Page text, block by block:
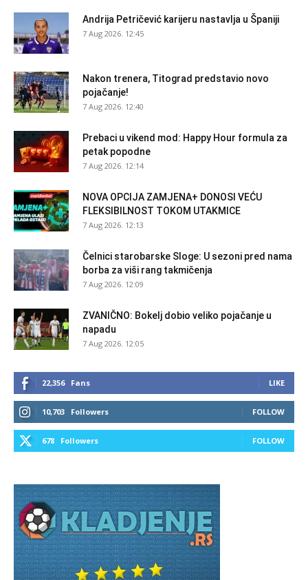
Andrija Petričević karijeru nastavlja u Španiji
7 Aug 2026. 12:45
Nakon trenera, Titograd predstavio novo
pojačanje!
7 Aug 2026. 12:40
Prebaci u vikend mod: Happy Hour formula za
petak popodne
7 Aug 2026. 12:14
NOVA OPCIJA ZAMJENA+ DONOSI VEĆU
FLEKSIBILNOST TOKOM UTAKMICE
7 Aug 2026. 12:13
Čelnici starobarske Sloge: U sezoni pred nama
borba za viši rang takmičenja
7 Aug 2026. 12:09
ZVANIČNO: Bokelj dobio veliko pojačanje u
napadu
7 Aug 2026. 12:05
22,356 Fans LIKE
10,703 Followers FOLLOW
678 Followers FOLLOW